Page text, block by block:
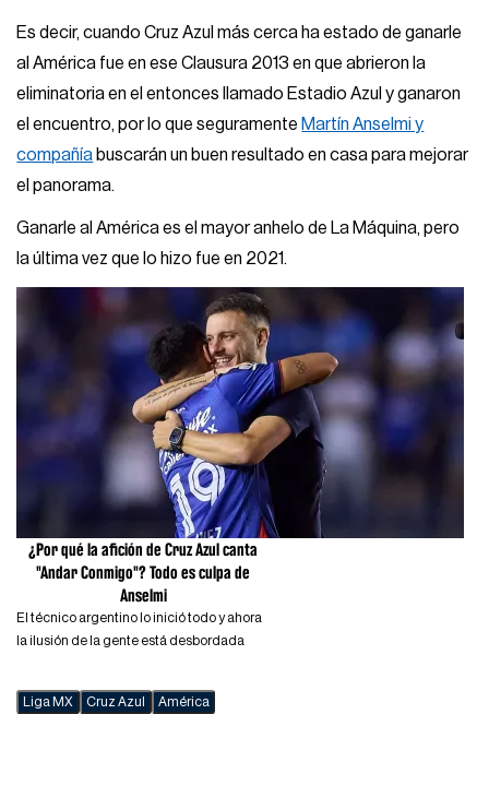
Es decir, cuando Cruz Azul más cerca ha estado de ganarle
al América fue en ese Clausura 2013 en que abrieron la
eliminatoria en el entonces llamado Estadio Azul y ganaron
el encuentro, por lo que seguramente Martín Anselmi y
compañía buscarán un buen resultado en casa para mejorar
el panorama.
Ganarle al América es el mayor anhelo de La Máquina, pero
la última vez que lo hizo fue en 2021.
¿Por qué la afición de Cruz Azul canta
"Andar Conmigo"? Todo es culpa de
Anselmi
El técnico argentino lo inició todo y ahora
la ilusión de la gente está desbordada
Liga MX Cruz Azul América